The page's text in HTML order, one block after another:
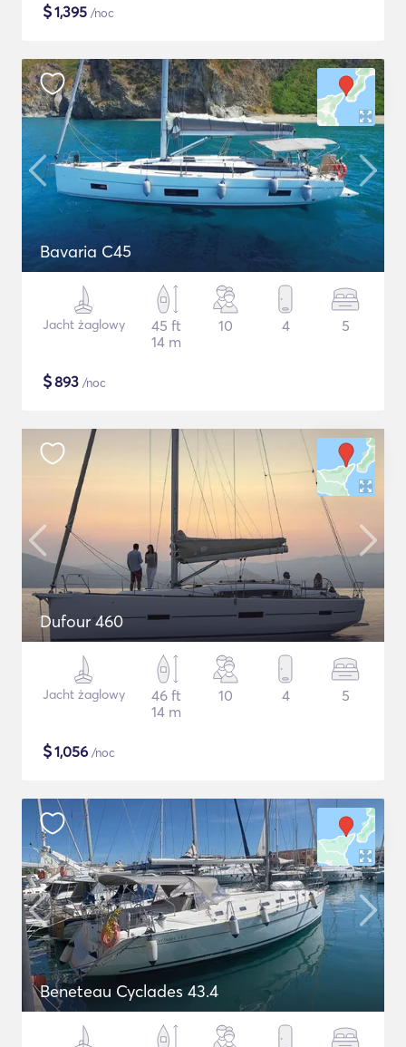
$1,395 /noc
Bavaria C45
Jacht żaglowy
45 ft
14 m
10 4 5
$893 /noc
Dufour 460
Jacht żaglowy
46 ft
14 m
10 4 5
$1,056 /noc
Beneteau Cyclades 43.4